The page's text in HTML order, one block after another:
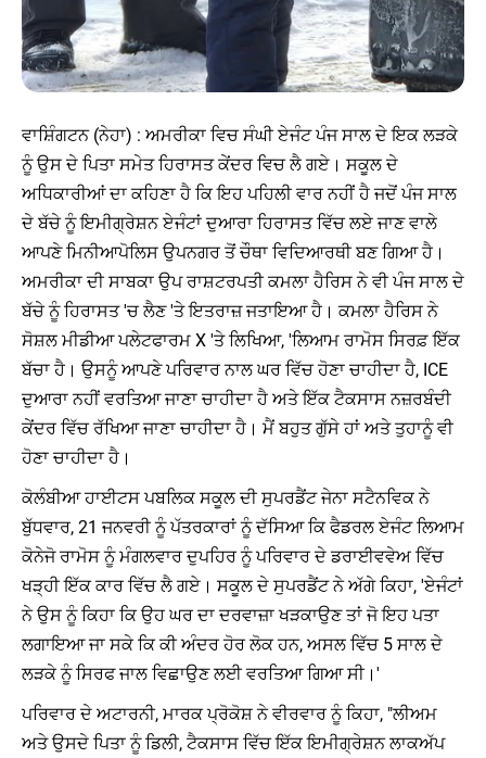
ਵਾਸ਼ਿੰਗਟਨ (ਨੇਹਾ) : ਅਮਰੀਕਾ ਵਿਚ ਸੰਘੀ ਏਜੰਟ ਪੰਜ ਸਾਲ ਦੇ ਇਕ ਲੜਕੇ
ਨੂੰ ਉਸ ਦੇ ਪਿਤਾ ਸਮੇਤ ਹਿਰਾਸਤ ਕੇਂਦਰ ਵਿਚ ਲੈ ਗਏ। ਸਕੂਲ ਦੇ
ਅਧਿਕਾਰੀਆਂ ਦਾ ਕਹਿਣਾ ਹੈ ਕਿ ਇਹ ਪਹਿਲੀ ਵਾਰ ਨਹੀਂ ਹੈ ਜਦੋਂ ਪੰਜ ਸਾਲ
ਦੇ ਬੱਚੇ ਨੂੰ ਇਮੀਗ੍ਰੇਸ਼ਨ ਏਜੰਟਾਂ ਦੁਆਰਾ ਹਿਰਾਸਤ ਵਿੱਚ ਲਏ ਜਾਣ ਵਾਲੇ
ਆਪਣੇ ਮਿਨੀਆਪੋਲਿਸ ਉਪਨਗਰ ਤੋਂ ਚੌਥਾ ਵਿਦਿਆਰਥੀ ਬਣ ਗਿਆ ਹੈ।
ਅਮਰੀਕਾ ਦੀ ਸਾਬਕਾ ਉਪ ਰਾਸ਼ਟਰਪਤੀ ਕਮਲਾ ਹੈਰਿਸ ਨੇ ਵੀ ਪੰਜ ਸਾਲ ਦੇ
ਬੱਚੇ ਨੂੰ ਹਿਰਾਸਤ 'ਚ ਲੈਣ 'ਤੇ ਇਤਰਾਜ਼ ਜਤਾਇਆ ਹੈ। ਕਮਲਾ ਹੈਰਿਸ ਨੇ
ਸੋਸ਼ਲ ਮੀਡੀਆ ਪਲੇਟਫਾਰਮ X 'ਤੇ ਲਿਖਿਆ, 'ਲਿਆਮ ਰਾਮੋਸ ਸਿਰਫ਼ ਇੱਕ
ਬੱਚਾ ਹੈ। ਉਸਨੂੰ ਆਪਣੇ ਪਰਿਵਾਰ ਨਾਲ ਘਰ ਵਿੱਚ ਹੋਣਾ ਚਾਹੀਦਾ ਹੈ, ICE
ਦੁਆਰਾ ਨਹੀਂ ਵਰਤਿਆ ਜਾਣਾ ਚਾਹੀਦਾ ਹੈ ਅਤੇ ਇੱਕ ਟੈਕਸਾਸ ਨਜ਼ਰਬੰਦੀ
ਕੇਂਦਰ ਵਿੱਚ ਰੱਖਿਆ ਜਾਣਾ ਚਾਹੀਦਾ ਹੈ। ਮੈਂ ਬਹੁਤ ਗੁੱਸੇ ਹਾਂ ਅਤੇ ਤੁਹਾਨੂੰ ਵੀ
ਹੋਣਾ ਚਾਹੀਦਾ ਹੈ।
ਕੋਲੰਬੀਆ ਹਾਈਟਸ ਪਬਲਿਕ ਸਕੂਲ ਦੀ ਸੁਪਰਡੈਂਟ ਜੇਨਾ ਸਟੈਨਵਿਕ ਨੇ
ਬੁੱਧਵਾਰ, 21 ਜਨਵਰੀ ਨੂੰ ਪੱਤਰਕਾਰਾਂ ਨੂੰ ਦੱਸਿਆ ਕਿ ਫੈਡਰਲ ਏਜੰਟ ਲਿਆਮ
ਕੋਨੇਜੋ ਰਾਮੋਸ ਨੂੰ ਮੰਗਲਵਾਰ ਦੁਪਹਿਰ ਨੂੰ ਪਰਿਵਾਰ ਦੇ ਡਰਾਈਵਵੇਅ ਵਿੱਚ
ਖੜ੍ਹੀ ਇੱਕ ਕਾਰ ਵਿੱਚ ਲੈ ਗਏ। ਸਕੂਲ ਦੇ ਸੁਪਰਡੈਂਟ ਨੇ ਅੱਗੇ ਕਿਹਾ, 'ਏਜੰਟਾਂ
ਨੇ ਉਸ ਨੂੰ ਕਿਹਾ ਕਿ ਉਹ ਘਰ ਦਾ ਦਰਵਾਜ਼ਾ ਖੜਕਾਉਣ ਤਾਂ ਜੋ ਇਹ ਪਤਾ
ਲਗਾਇਆ ਜਾ ਸਕੇ ਕਿ ਕੀ ਅੰਦਰ ਹੋਰ ਲੋਕ ਹਨ, ਅਸਲ ਵਿੱਚ 5 ਸਾਲ ਦੇ
ਲੜਕੇ ਨੂੰ ਸਿਰਫ ਜਾਲ ਵਿਛਾਉਣ ਲਈ ਵਰਤਿਆ ਗਿਆ ਸੀ।'
ਪਰਿਵਾਰ ਦੇ ਅਟਾਰਨੀ, ਮਾਰਕ ਪ੍ਰੋਕੋਸ਼ ਨੇ ਵੀਰਵਾਰ ਨੂੰ ਕਿਹਾ, "ਲੀਅਮ
ਅਤੇ ਉਸਦੇ ਪਿਤਾ ਨੂੰ ਡਿਲੀ, ਟੈਕਸਾਸ ਵਿੱਚ ਇੱਕ ਇਮੀਗ੍ਰੇਸ਼ਨ ਲਾਕਅੱਪ